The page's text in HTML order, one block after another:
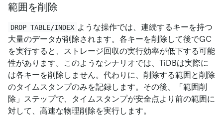
範囲を削除
DROP TABLE/INDEX ような操作では、連続するキーを持つ
大量のデータが削除されます。各キーを削除して後でGC
を実行すると、ストレージ回収の実行効率が低下する可能
性があります。このようなシナリオでは、TiDBは実際に
は各キーを削除しません。代わりに、削除する範囲と削除
のタイムスタンプのみを記録します。その後、「範囲削
除」ステップで、タイムスタンプが安全点より前の範囲に
対して、高速な物理削除を実行します。